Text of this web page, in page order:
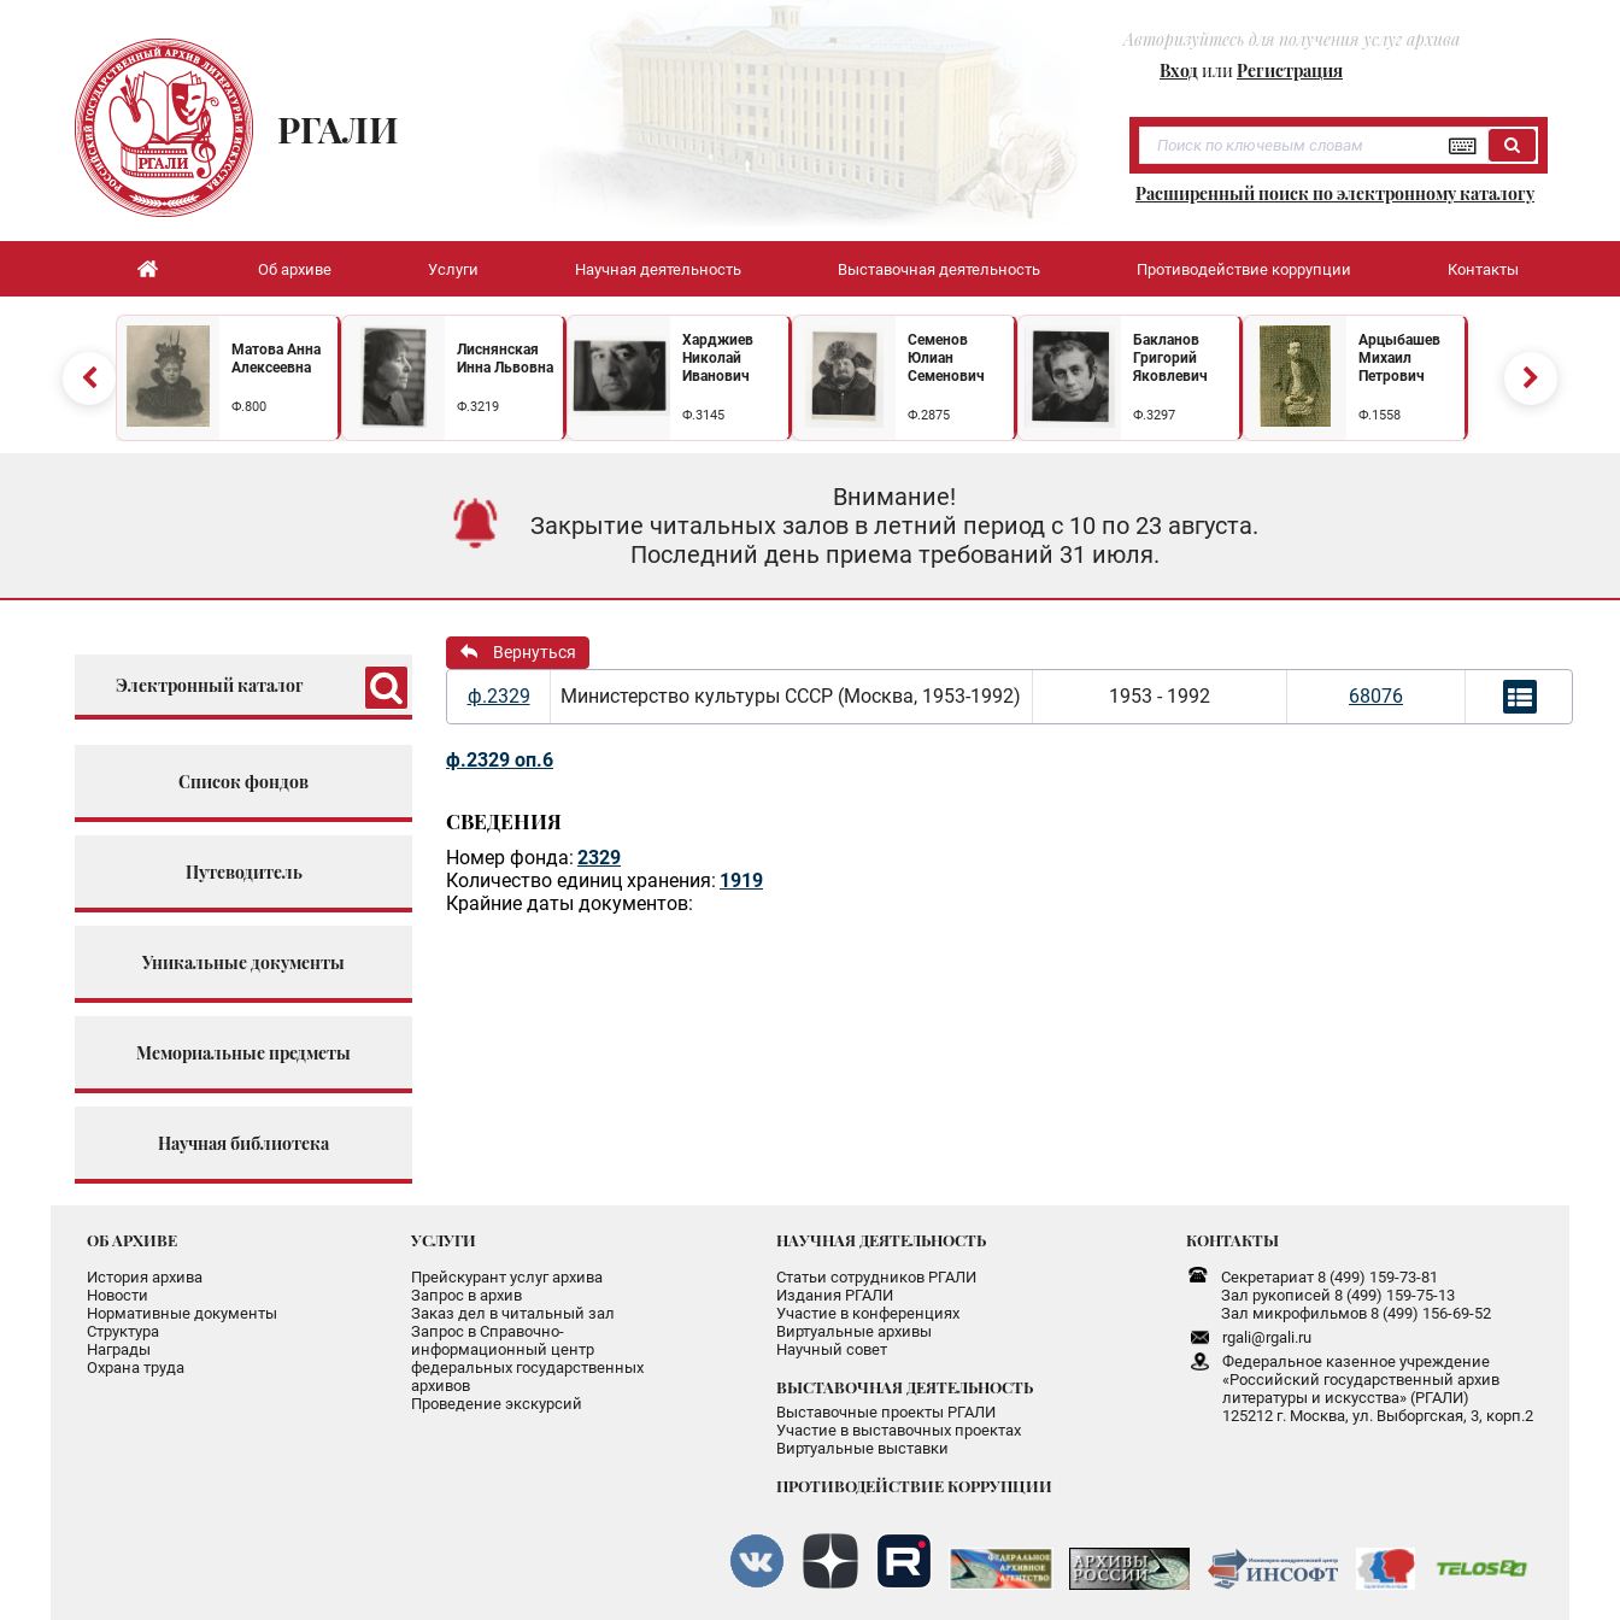
Авторизуйтесь для получения услуг архива
ВходилиРегистрация
РГАЛИ
Расширенный поиск по электронному каталогу
Об архиве Услуги Научная деятельность Выставочная деятельность Противодействие коррупции Контакты
Матова Анна
Алексеевна
Ф.800
Лиснянская
Инна Львовна
Ф.3219
Харджиев
Николай
Иванович
Ф.3145
Семенов
Юлиан
Семенович
Ф.2875
Бакланов
Григорий
Яковлевич
Ф.3297
Арцыбашев
Михаил
Петрович
Ф.1558
Внимание!
Закрытие читальных залов в летний период с 10 по 23 августа.
Последний день приема требований 31 июля.
Электронный каталог
Список фондов
Путеводитель
Уникальные документы
Мемориальные предметы
Научная библиотека
Вернуться
ф.2329 Министерство культуры СССР (Москва, 1953-1992) 1953 - 1992 68076
ф.2329 оп.6
СВЕДЕНИЯ
Номер фонда: 2329
Количество единиц хранения: 1919
Крайние даты документов:
ОБ АРХИВЕ
История архива
Новости
Нормативные документы
Структура
Награды
Охрана труда
УСЛУГИ
Прейскурант услуг архива
Запрос в архив
Заказ дел в читальный зал
Запрос в Справочно-
информационный центр
федеральных государственных
архивов
Проведение экскурсий
НАУЧНАЯ ДЕЯТЕЛЬНОСТЬ
Статьи сотрудников РГАЛИ
Издания РГАЛИ
Участие в конференциях
Виртуальные архивы
Научный совет
ВЫСТАВОЧНАЯ ДЕЯТЕЛЬНОСТЬ
Выставочные проекты РГАЛИ
Участие в выставочных проектах
Виртуальные выставки
ПРОТИВОДЕЙСТВИЕ КОРРУПЦИИ
КОНТАКТЫ
Секретариат 8 (499) 159-73-81
Зал рукописей 8 (499) 159-75-13
Зал микрофильмов 8 (499) 156-69-52
rgali@rgali.ru
Федеральное казенное учреждение
«Российский государственный архив
литературы и искусства» (РГАЛИ)
125212 г. Москва, ул. Выборгская, 3, корп.2